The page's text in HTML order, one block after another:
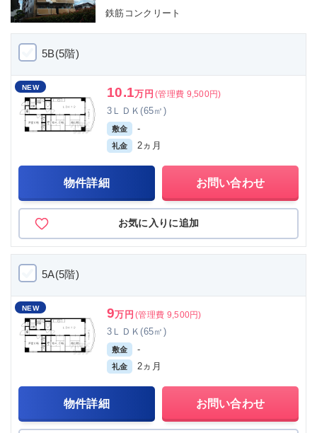
鉄筋コンクリート
5B(5階)
NEW 10.1万円 (管理費 9,500円)
3ＬＤＫ(65㎡)
敷金 -
礼金 2ヵ月
物件詳細 お問い合わせ
お気に入りに追加
5A(5階)
NEW 9万円 (管理費 9,500円)
3ＬＤＫ(65㎡)
敷金 -
礼金 2ヵ月
物件詳細 お問い合わせ